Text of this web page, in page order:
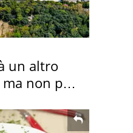
un altro
non per